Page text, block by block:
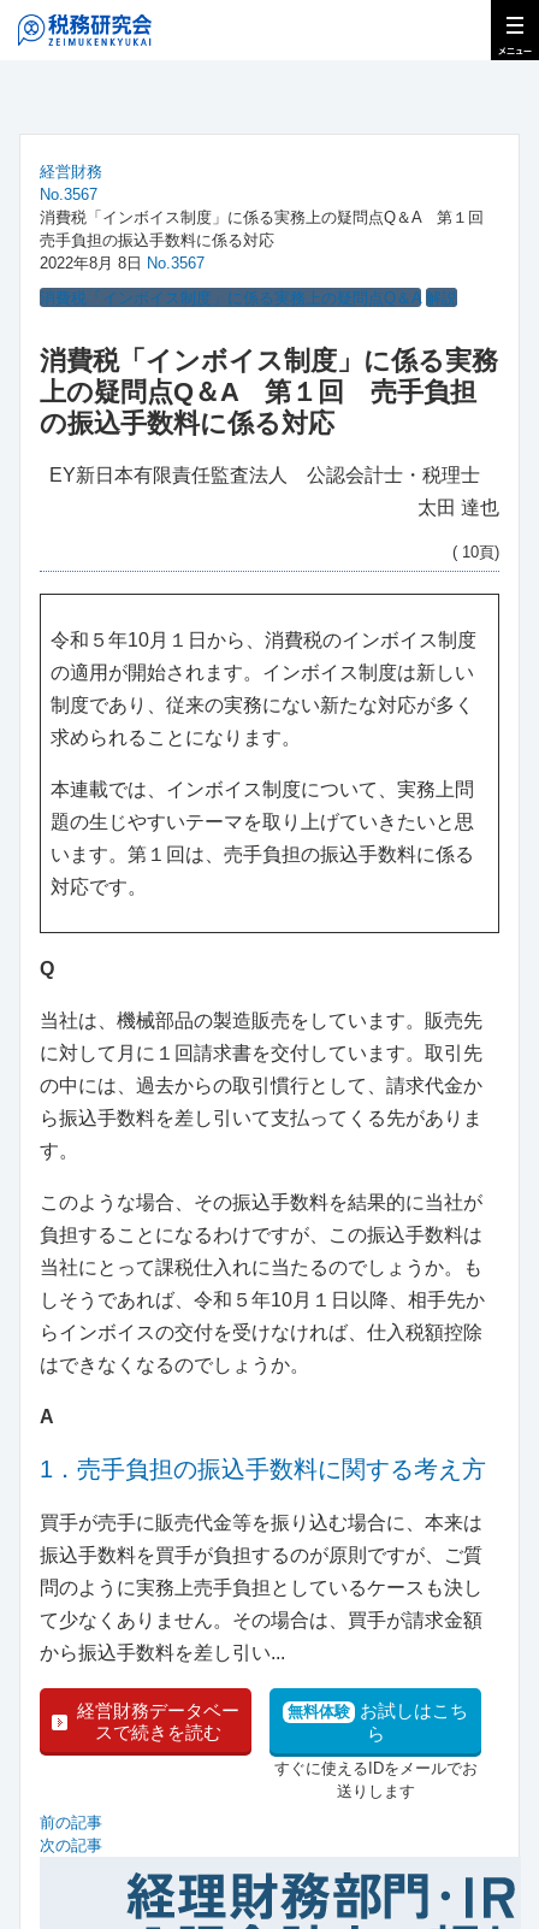
経営財務
No.3567
消費税「インボイス制度」に係る実務上の疑問点Q＆A 第１回
売手負担の振込手数料に係る対応
2022年8月 8日 No.3567
消費税「インボイス制度」に係る実務上の疑問点Q＆A 解説
消費税「インボイス制度」に係る実務
上の疑問点Q＆A 第１回 売手負担
の振込手数料に係る対応
EY新日本有限責任監査法人 公認会計士・税理士
太田 達也
( 10頁)
令和５年10月１日から、消費税のインボイス制度
の適用が開始されます。インボイス制度は新しい
制度であり、従来の実務にない新たな対応が多く
求められることになります。
本連載では、インボイス制度について、実務上問
題の生じやすいテーマを取り上げていきたいと思
います。第１回は、売手負担の振込手数料に係る
対応です。
Q
当社は、機械部品の製造販売をしています。販売先
に対して月に１回請求書を交付しています。取引先
の中には、過去からの取引慣行として、請求代金か
ら振込手数料を差し引いて支払ってくる先がありま
す。
このような場合、その振込手数料を結果的に当社が
負担することになるわけですが、この振込手数料は
当社にとって課税仕入れに当たるのでしょうか。も
しそうであれば、令和５年10月１日以降、相手先か
らインボイスの交付を受けなければ、仕入税額控除
はできなくなるのでしょうか。
A
1．売手負担の振込手数料に関する考え方
買手が売手に販売代金等を振り込む場合に、本来は
振込手数料を買手が負担するのが原則ですが、ご質
問のように実務上売手負担としているケースも決し
て少なくありません。その場合は、買手が請求金額
から振込手数料を差し引い...
経営財務データベー
スで続きを読む
無料体験 お試しはこち
ら
すぐに使えるIDをメールでお
送りします
前の記事
次の記事